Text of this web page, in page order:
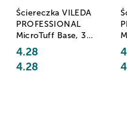
Ściereczka VILEDA
PROFESSIONAL
MicroTuff Base, 36
x 36 cm, zielona
4.28
4.28